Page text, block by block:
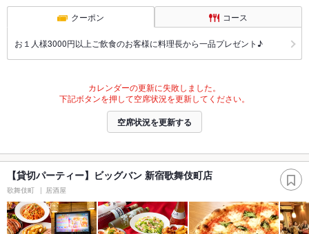
クーポン コース
お１人様3000円以上ご飲食のお客様に料理長から一品プレゼント♪
カレンダーの更新に失敗しました。
下記ボタンを押して空席状況を更新してください。
空席状況を更新する
【貸切パーティー】ビッグバン 新宿歌舞伎町店
歌舞伎町 居酒屋